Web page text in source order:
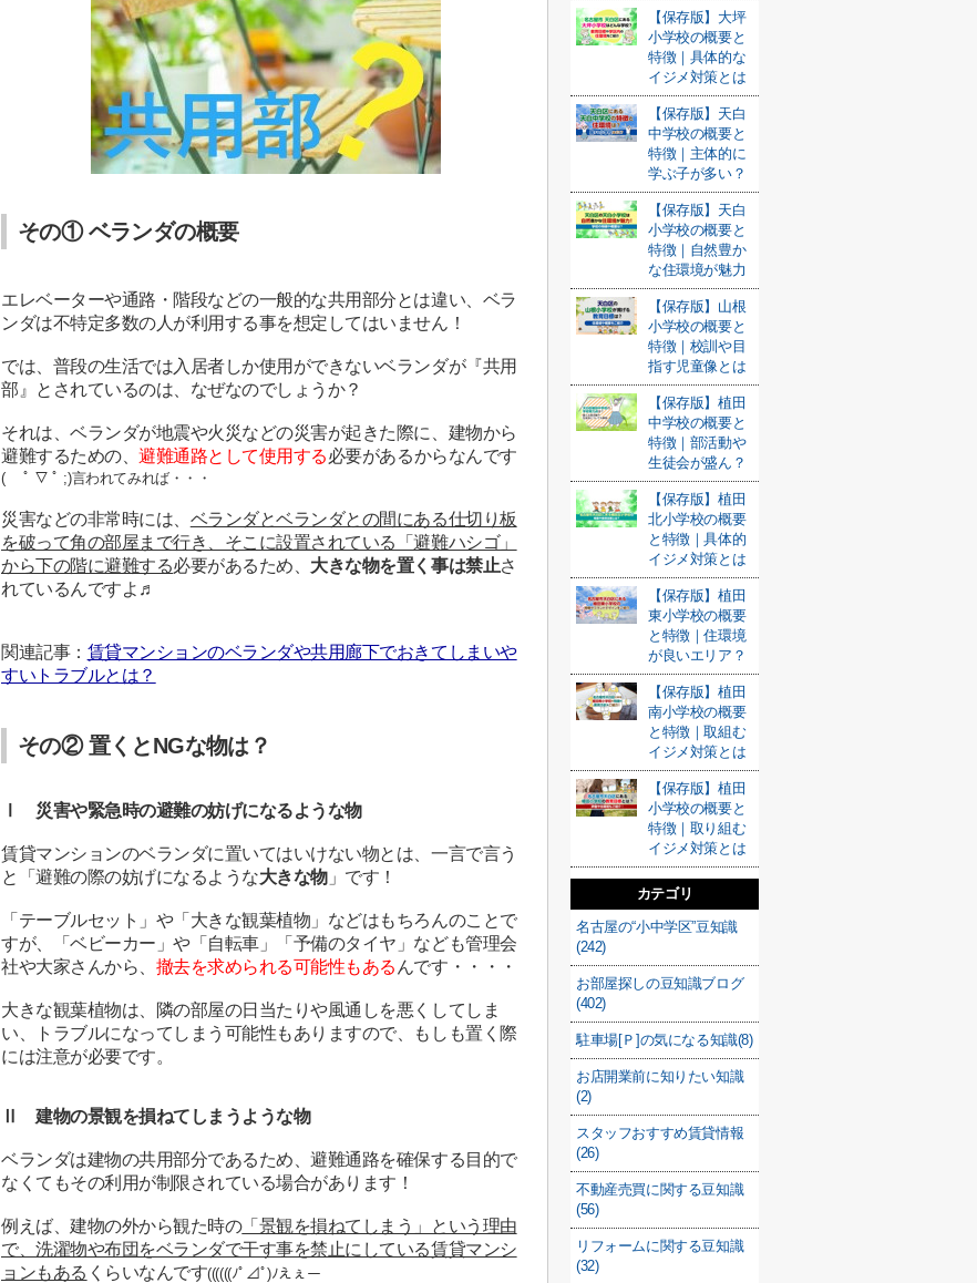
その① ベランダの概要
エレベーターや通路・階段などの一般的な共用部分とは違い、ベラ
ンダは不特定多数の人が利用する事を想定してはいません！
では、普段の生活では入居者しか使用ができないベランダが『共用
部』とされているのは、なぜなのでしょうか？
それは、ベランダが地震や火災などの災害が起きた際に、建物から
避難するための、避難通路として使用する必要があるからなんです
( ﾟ ▽ ﾟ ;)言われてみれば・・・
災害などの非常時には、 ベランダとベランダとの間にある仕切り板
を破って角の部屋まで行き、そこに設置されている「避難ハシゴ」
から下の階に避難する必要があるため、 大きな物を置く事は禁止さ
れているんですよ♬
関連記事： 賃貸マンションのベランダや共用廊下でおきてしまいや
すいトラブルとは？
その② 置くとNGな物は？
Ⅰ 災害や緊急時の避難の妨げになるような物
賃貸マンションのベランダに置いてはいけない物とは、一言で言う
と「避難の際の妨げになるような大きな物」です！
「テーブルセット」や「大きな観葉植物」などはもちろんのことで
すが、「ベビーカー」や「自転車」「予備のタイヤ」なども管理会
社や大家さんから、 撤去を求められる可能性もある んです・・・・
大きな観葉植物は、隣の部屋の日当たりや風通しを悪くしてしま
い、トラブルになってしまう可能性もありますので、もしも置く際
には注意が必要です。
Ⅱ 建物の景観を損ねてしまうような物
ベランダは建物の共用部分であるため、避難通路を確保する目的で
なくてもその利用が制限されている場合があります！
例えば、建物の外から観た時の「景観を損ねてしまう」という理由
で、洗濯物や布団をベランダで干す事を禁止にしている賃貸マンシ
ョンもある くらいなんです((((((ﾉﾟ⊿ﾟ)ﾉえぇー
【保存版】大坪
小学校の概要と
特徴｜具体的な
イジメ対策とは
【保存版】天白
中学校の概要と
特徴｜主体的に
学ぶ子が多い？
【保存版】天白
小学校の概要と
特徴｜自然豊か
な住環境が魅力
【保存版】山根
小学校の概要と
特徴｜校訓や目
指す児童像とは
【保存版】植田
中学校の概要と
特徴｜部活動や
生徒会が盛ん？
【保存版】植田
北小学校の概要
と特徴｜具体的
イジメ対策とは
【保存版】植田
東小学校の概要
と特徴｜住環境
が良いエリア？
【保存版】植田
南小学校の概要
と特徴｜取組む
イジメ対策とは
【保存版】植田
小学校の概要と
特徴｜取り組む
イジメ対策とは
カテゴリ
名古屋の“小中学区”豆知識
(242)
お部屋探しの豆知識ブログ
(402)
駐車場[Ｐ]の気になる知識(8)
お店開業前に知りたい知識
(2)
スタッフおすすめ賃貸情報
(26)
不動産売買に関する豆知識
(56)
リフォームに関する豆知識
(32)